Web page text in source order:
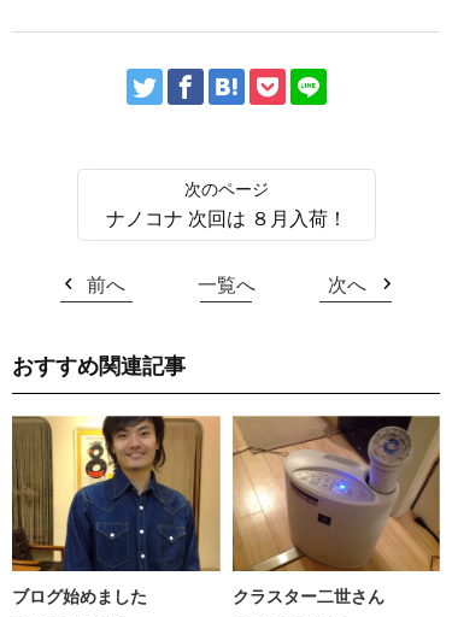
ナノコナ 次回は ８月入荷！
前へ 一覧へ 次へ
おすすめ関連記事
ブログ始めました クラスター二世さん